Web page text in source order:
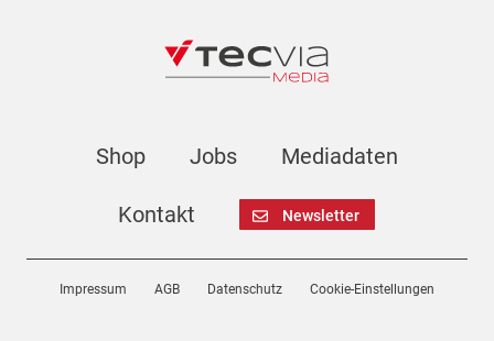
Shop Jobs Mediadaten
Kontakt Newsletter
Impressum AGB Datenschutz Cookie-Einstellungen